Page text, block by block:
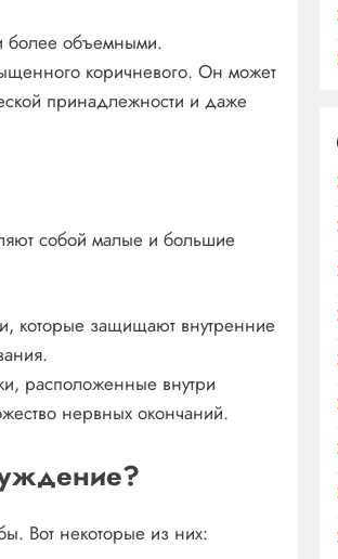
более объемными.
коричневого. Он может
принадлежности и даже
собой малые и большие
которые защищают внутренние
расположенные внутри
нервных окончаний.
Вот некоторые из них: